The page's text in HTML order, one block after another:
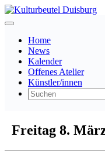
Home
News
Kalender
Offenes Atelier
Künstler/innen
Freitag 8.